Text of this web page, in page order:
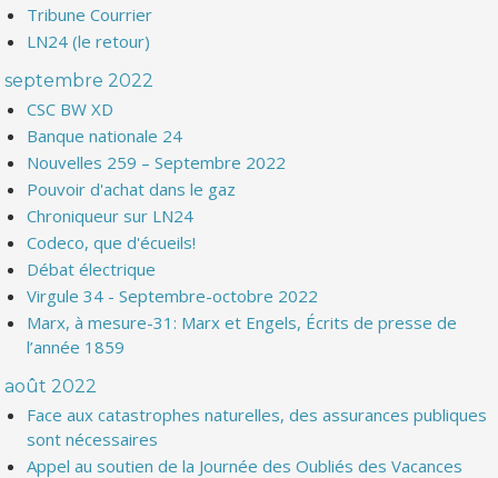
Tribune Courrier
LN24 (le retour)
septembre 2022
CSC BW XD
Banque nationale 24
Nouvelles 259 – Septembre 2022
Pouvoir d'achat dans le gaz
Chroniqueur sur LN24
Codeco, que d'écueils!
Débat électrique
Virgule 34 - Septembre-octobre 2022
Marx, à mesure-31: Marx et Engels, Écrits de presse de
l’année 1859
août 2022
Face aux catastrophes naturelles, des assurances publiques
sont nécessaires
Appel au soutien de la Journée des Oubliés des Vacances